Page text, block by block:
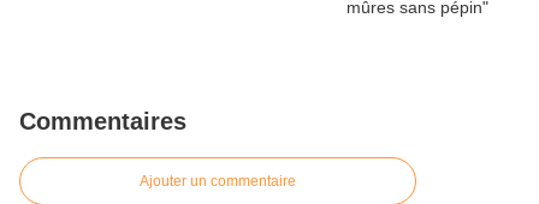
Commentaires
Ajouter un commentaire